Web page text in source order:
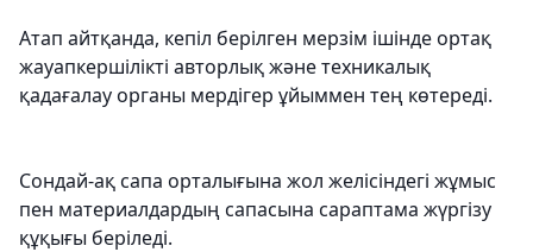
Атап айтқанда, кепіл берілген мерзім ішінде ортақ
жауапкершілікті авторлық және техникалық
қадағалау органы мердігер ұйыммен тең көтереді.
Сондай-ақ сапа орталығына жол желісіндегі жұмыс
пен материалдардың сапасына сараптама жүргізу
құқығы беріледі.